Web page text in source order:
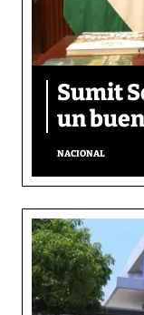
Sumit
un
NACIONAL